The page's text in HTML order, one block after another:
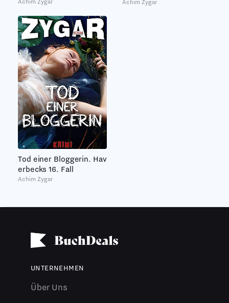
Achim Zygar Achim Zygar
Tod einer Bloggerin. Hav
erbecks 16. Fall
Achim Zygar
UNTERNEHMEN
Über Uns